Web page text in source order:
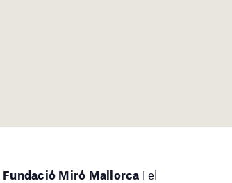
Fundació Miró Mallorca i el